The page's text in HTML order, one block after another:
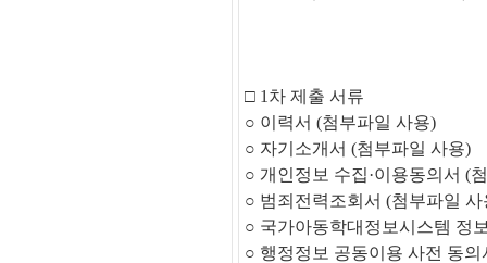
□ 1 차 제출 서류
○ 이력서 (첨부파일 사용)
○ 자기소개서 (첨부파일 사용)
○ 개인정보 수집·이용동의서 (
○ 범죄전력조회서 (첨부파일 사
○ 국가아동학대정보시스템 정
○ 행정정보 공동이용 사전 동의